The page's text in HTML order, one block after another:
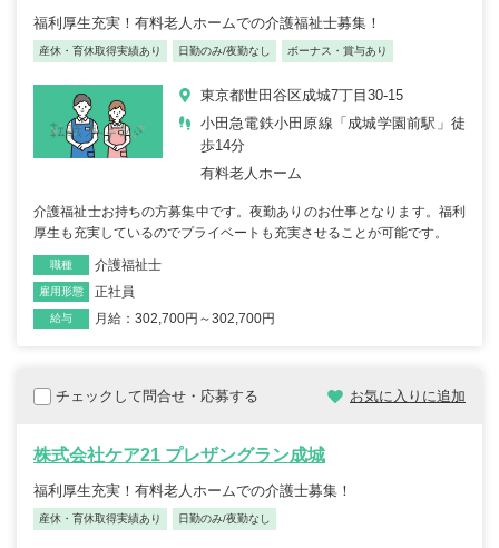
福利厚生充実！有料老人ホームでの介護福祉士募集！
産休・育休取得実績あり 日勤のみ/夜勤なし ボーナス・賞与あり
東京都世田谷区成城7丁目30-15
小田急電鉄小田原線「成城学園前駅」徒
歩14分
有料老人ホーム
介護福祉士お持ちの方募集中です。夜勤ありのお仕事となります。福利
厚生も充実しているのでプライベートも充実させることが可能です。
職種 介護福祉士
雇用形態 正社員
給与 月給：302,700円～302,700円
チェックして問合せ・応募する お気に入りに追加
株式会社ケア21 プレザングラン成城
福利厚生充実！有料老人ホームでの介護士募集！
産休・育休取得実績あり 日勤のみ/夜勤なし